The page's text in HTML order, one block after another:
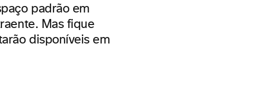
padrão em
Mas fique
disponíveis em